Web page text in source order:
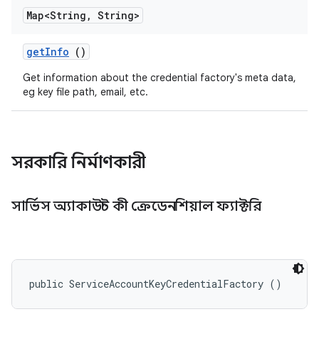
Map<String , String>
getInfo ()
Get information about the credential factory's meta data,
eg key file path, email, etc.
সরকারি নির্মাণকারী
সার্ভিস অ্যাকাউন্ট কী ক্রেডেনশিয়াল ফ্যাক্টরি
public ServiceAccountKeyCredentialFactory ()